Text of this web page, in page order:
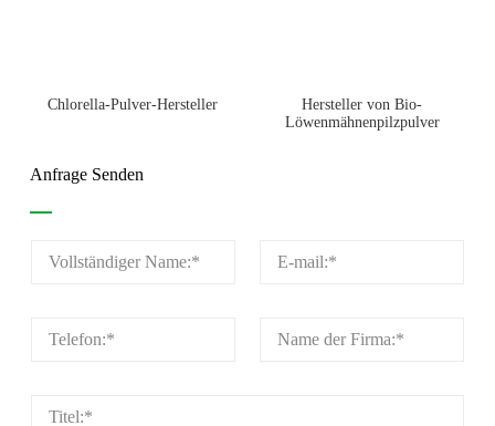
Chlorella-Pulver-Hersteller
Hersteller von Bio-
Löwenmähnenpilzpulver
Anfrage Senden